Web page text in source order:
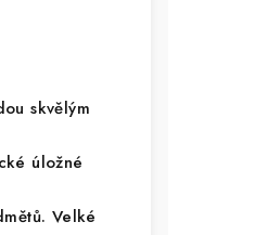
skvělým
úložné
Velké